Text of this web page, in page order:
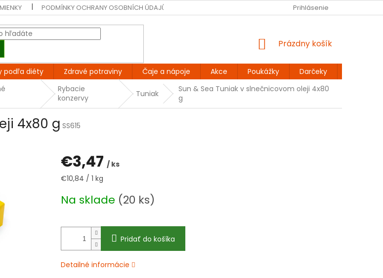
PODMÍNKY OCHRANY OSOBNÍCH ÚDAJŮ KONTAKT DOPRAVA A PLATBA
Prihlásenie
NÁKUPNÝ
Prázdny košík
podľa diéty Zdravé potraviny Čaje a nápoje Akce Poukážky Darčeky
Rybacie
konzervy
Tuniak
Sun & Sea Tuniak v slnečnicovom oleji 4x80
g
4x80 g SS615
€3,47 / ks
Jednotková
€10,84 / 1 kg
Na sklade (20 ks)
Pridať do košíka
Detailné informácie